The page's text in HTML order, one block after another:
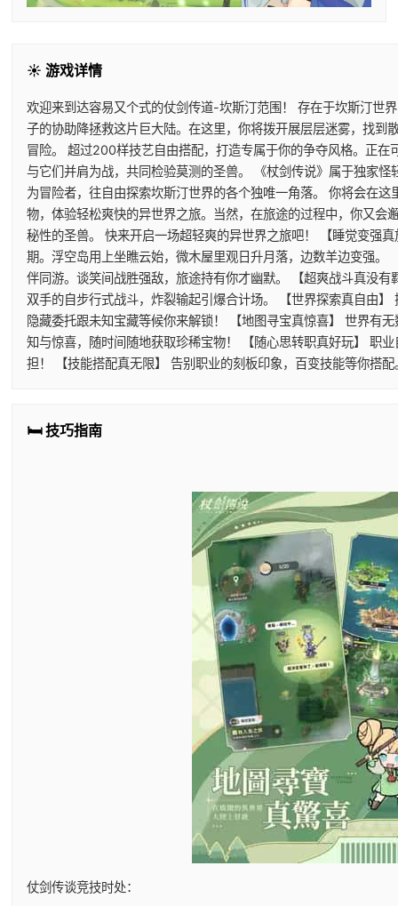
☀️ 游戏详情
欢迎来到达容易又个式的仗剑传道-坎斯汀范围！ 存在于坎斯汀世
子的协助降拯救这片巨大陆。在这里，你将拨开展层层迷雾，找到
冒险。 超过200样技艺自由搭配，打造专属于你的争夺风格。正在
与它们并肩为战，共同检验莫测的圣兽。 《杖剑传说》属于独家
为冒险者，往自由探索坎斯汀世界的各个独唯一角落。 你将会在
物，体验轻松爽快的异世界之旅。当然，在旅途的过程中，你又会
秘性的圣兽。 快来开启一场超轻爽的异世界之旅吧！ 【睡觉变强
期。浮空岛用上坐瞧云始，微木屋里观日升月落，边数羊边变强。
伴同游。谈笑间战胜强敌，旅途持有你才幽默。 【超爽战斗真没
双手的自步行式战斗，炸裂输起引爆合计场。 【世界探索真自由
隐藏委托跟未知宝藏等候你来解锁！ 【地图寻宝真惊喜】 世界有
知与惊喜，随时间随地获取珍稀宝物！ 【随心思转职真好玩】 职
担！ 【技能搭配真无限】 告别职业的刻板印象，百变技能等你搭
🛏️ 技巧指南
仗剑传谈竞技时处：